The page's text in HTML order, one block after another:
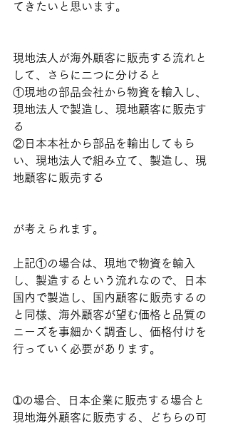
てきたいと思います。
現地法人が海外顧客に販売する流れと
して、さらに二つに分けると
①現地の部品会社から物資を輸入し、
現地法人で製造し、現地顧客に販売す
る
②日本本社から部品を輸出してもら
い、現地法人で組み立て、製造し、現
地顧客に販売する
が考えられます。
上記①の場合は、現地で物資を輸入
し、製造するという流れなので、日本
国内で製造し、国内顧客に販売するの
と同様、海外顧客が望む価格と品質の
ニーズを事細かく調査し、価格付けを
行っていく必要があります。
➀の場合、日本企業に販売する場合と
現地海外顧客に販売する、どちらの可